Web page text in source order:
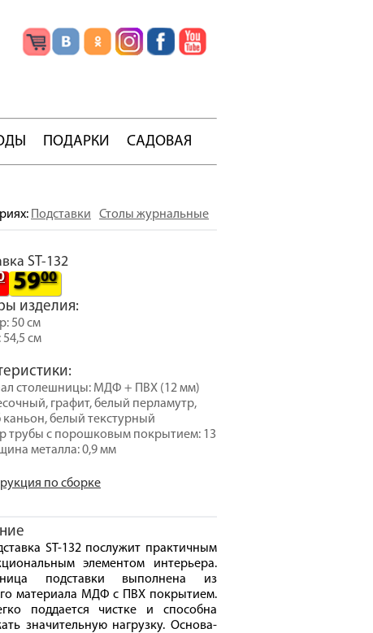
ПОДАРКИ САДОВАЯ
Подставки Столы журнальные
ST-132
5900
изделия:
50 см
54,5 см
столешницы: МДФ + ПВХ (12 мм)
графит, белый перламутр,
каньон, белый текстурный
трубы с порошковым покрытием: 13
металла: 0,9 мм
по сборке
ST-132 послужит практичным
элементом интерьера.
подставки выполнена из
материала МДФ с ПВХ покрытием.
поддается чистке и способна
значительную нагрузку. Основа-